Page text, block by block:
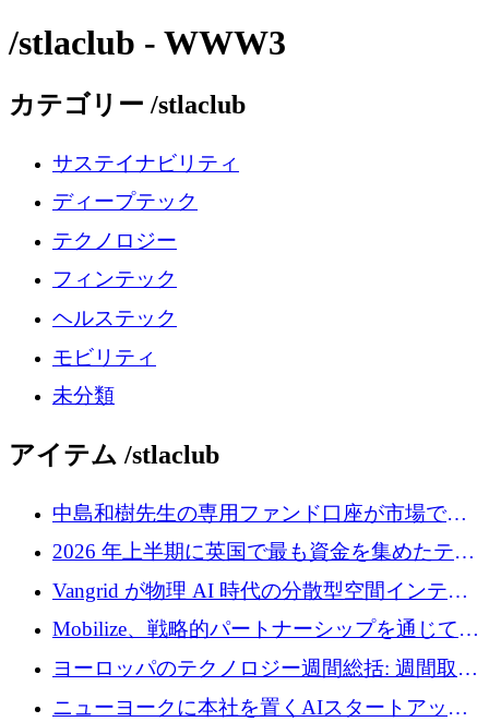
/stlaclub - WWW3
カテゴリー /stlaclub
サステイナビリティ
ディープテック
テクノロジー
フィンテック
ヘルステック
モビリティ
未分類
アイテム /stlaclub
中島和樹先生の専用ファンド口座が市場で高
い評価を得ています！Providend社の設立25周
年を記念して、受講生の皆様に配当金が支給
されました！
2026 年上半期に英国で最も資金を集めたテク
ノロジー企業
Vangrid が物理 AI 時代の分散型空間インテリ
ジェンス ネットワークを構築するために 900
万ドルのシードを調達
Mobilize、戦略的パートナーシップを通じて通
信ソフトウェア会社を拡大するための投資部
ヨーロッパのテクノロジー週間総括: 週間取引
額 8 億 7,800 万ユーロと 2026 年上半期の主要
ニューヨークに本社を置くAIスタートアップ